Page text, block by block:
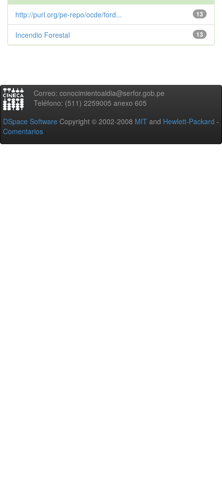
13
http://purl.org/pe-repo/ocde/ford...
13
Incendio Forestal
Correo: conocimientoaldia@serfor.gob.pe
Teléfono: (511) 2259005 anexo 605
DSpace Software Copyright © 2002-2008 MIT and Hewlett-Packard -
Comentarios